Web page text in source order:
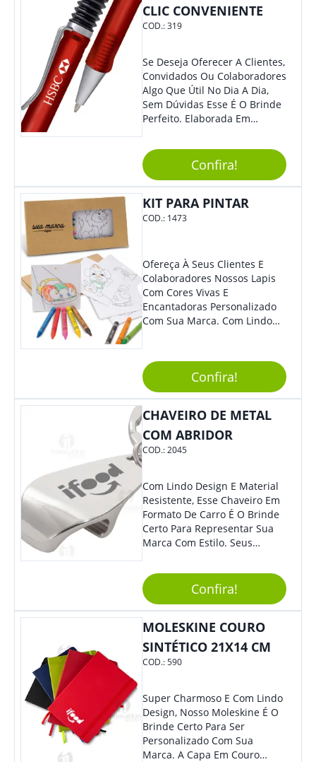
Dia A Dia. Personalize-O Com
Sua Marca E Tenha Ainda
Feiras De Negócios.
CLIC CONVENIENTE
COD.:319
Se Deseja Oferecer A Clientes,
Convidados Ou Colaboradores
Algo Que Útil No Dia A Dia,
Sem Dúvidas Esse É O Brinde
Perfeito. Elaborada Em
Com Detalhes Em Metal, Essa
Incrível Caneta Esferográfica É
Acionada Na Por Clic Na Parte
Superior.
Confira!
KIT PARA PINTAR
COD.: 1473
Ofereça À Seus Clientes E
Colaboradores Nossos Lapis
Com Cores Vivas E
Encantadoras Personalizado
Com Sua Marca. Com Lindo
Perfeito, Não É?!
Confira!
CHAVEIRO DE METAL
COM ABRIDOR
COD.:2045
Com Lindo Design E Material
Resistente, Esse Chaveiro Em
Formato De Carro É O Brinde
Certo Para Representar Sua
Marca Com Estilo. Seus
Adorar.
Confira!
MOLESKINE COURO
SINTÉTICO 21X14 CM
COD.:590
Super Charmoso E Com Lindo
Design, Nosso Moleskine É O
Brinde Certo Para Ser
Personalizado Com Sua
Marca. A Capa Em Couro